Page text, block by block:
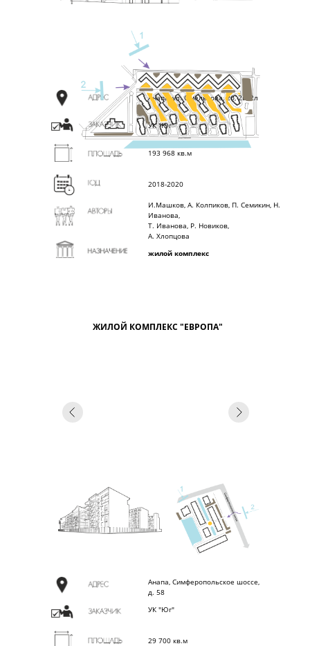
Анапа, ул. Омелькова, 2б, 2в, 2л
УК "Юг"
193 968 кв.м
2018-2020
И.Машков, А. Колпиков, П. Семикин, Н.
Иванова,
Т. Иванова, Р. Новиков,
А. Хлопцова
жилой комплекс
Анапа, Симферопольское шоссе,
д. 58
УК "Юг"
29 700 кв.м
ЖИЛОЙ КОМПЛЕКС "ЕВРОПА"